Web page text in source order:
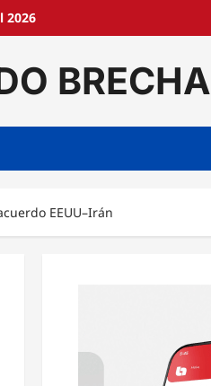
2026
BRECHA
EEUU–Irán